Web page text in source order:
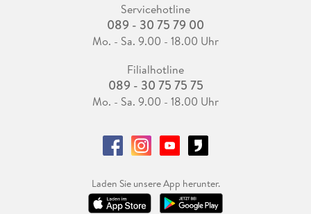
Servicehotline
089 - 30 75 79 00
Mo. - Sa. 9.00 - 18.00 Uhr
Filialhotline
089 - 30 75 75 75
Mo. - Sa. 9.00 - 18.00 Uhr
Laden Sie unsere App herunter.